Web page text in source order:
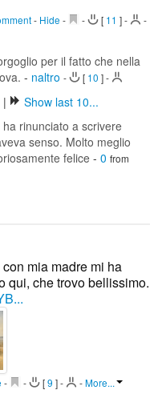
- Hide - - [ 11 ]-
-
per il fatto che nella
- naltro - [ 10 ]-
|
Show last 10...
rinunciato a scrivere
senso. Molto meglio
felice- 0 from
mia madre mi ha
qui, che trovo bellissimo.
- - [9 ]- -More...